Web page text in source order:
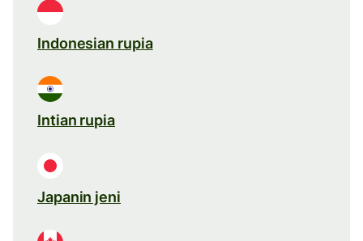
Indonesian rupia
Intian rupia
Japanin jeni